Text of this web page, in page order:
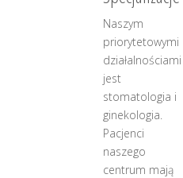
Naszym
priorytetowymi
działalnościami
jest
stomatologia i
ginekologia.
Pacjenci
naszego
centrum mają